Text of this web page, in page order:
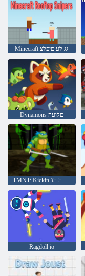
Minecraft גג לע םיפלצ
Dynamons םלועה
TMNT: Kickin 'ןשיה רפסה הז
Ragdoll io